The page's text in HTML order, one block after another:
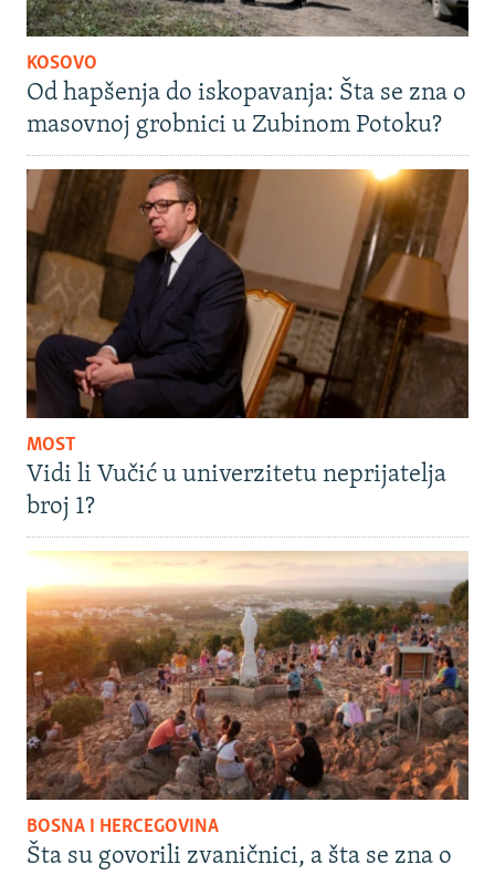
KOSOVO
Od hapšenja do iskopavanja: Šta se zna o
masovnoj grobnici u Zubinom Potoku?
MOST
Vidi li Vučić u univerzitetu neprijatelja
broj 1?
BOSNA I HERCEGOVINA
Šta su govorili zvaničnici, a šta se zna o